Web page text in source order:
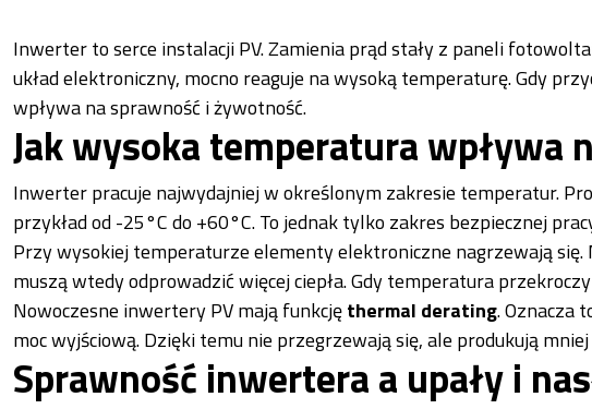
Inwerter to serce instalacji PV. Zamienia prąd stały z paneli
układ elektroniczny, mocno reaguje na wysoką temperaturę. Gdy
wpływa na sprawność i żywotność.
Jak wysoka temperatura wpływa
Inwerter pracuje najwydajniej w określonym zakresie temperatur.
przykład od -25°C do +60°C. To jednak tylko zakres bezpiecznej
Przy wysokiej temperaturze elementy elektroniczne nagrzewają
muszą wtedy odprowadzić więcej ciepła. Gdy temperatura
Nowoczesne inwertery PV mają funkcjęthermal derating. Oznacza
moc wyjściową. Dzięki temu nie przegrzewają się, ale produkują
Sprawność inwertera a upały i